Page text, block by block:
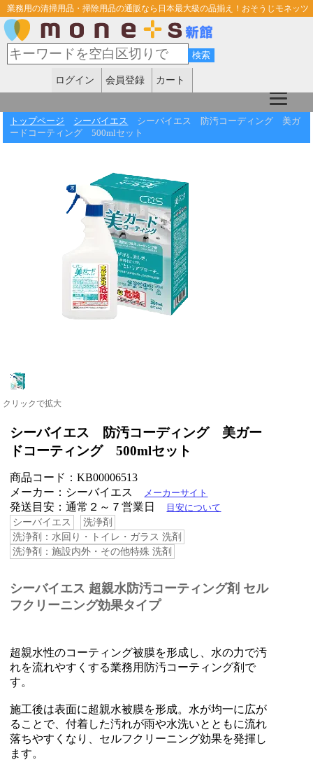
業務用の清掃用品・掃除用品の通販なら日本最大級の品揃え！おそうじモネッツ
ログイン 会員登録 カート
トップページ シーバイエス
シーバイエス 防汚コーディング 美ガ
ードコーティング 500mlセット
クリックで拡大
シーバイエス 防汚コーディング 美ガー
ドコーティング 500mlセット
商品コード：KB00006513
メーカー：シーバイエス
メーカーサイト
発送目安：通常２～７営業日 目安について
シーバイエス
洗浄剤
洗浄剤：水回り・トイレ・ガラス 洗剤
洗浄剤：施設内外・その他特殊 洗剤
シーバイエス 超親水防汚コーティング剤 セル
フクリーニング効果タイプ
超親水性のコーティング被膜を形成し、水の力で汚
れを流れやすくする業務用防汚コーティング剤で
す。
施工後は表面に超親水被膜を形成。水が均一に広が
ることで、付着した汚れが雨や水洗いとともに流れ
落ちやすくなり、セルフクリーニング効果を発揮し
ます。